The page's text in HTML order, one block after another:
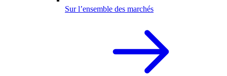
Sur l’ensemble des marchés